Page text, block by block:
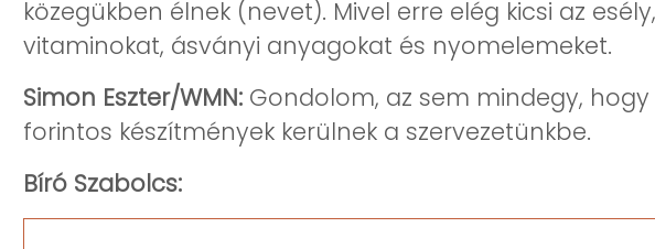
közegükben élnek (nevet). Mivel erre elég kicsi az
vitaminokat, ásványi anyagokat és nyomelemeket.
Simon Eszter/WMN: Gondolom, az sem mindegy,
forintos készítmények kerülnek a szervezetünkbe.
Bíró Szabolcs: